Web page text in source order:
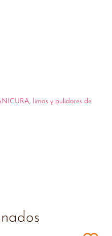
, limas y pulidores de